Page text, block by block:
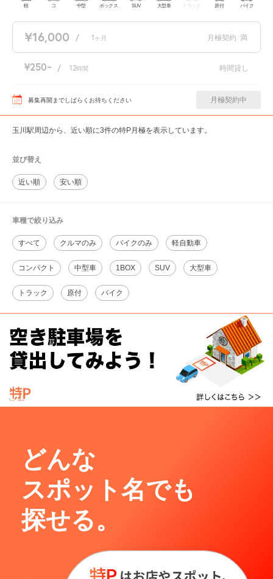
軽 コ 中型 ボックス SUV 大型車 トラック 原付 バイク
¥16,000 / 1 ヶ月 月極契約 満
¥250 / 12時間 時間貸し
募集再開までしばらくお待ちください 月極契約中
玉川駅周辺から、近い順に3件の特P月極を表示しています。
並び替え
近い順 安い順
車種で絞り込み
すべて クルマのみ バイクのみ 軽自動車
コンパクト 中型車 1BOX SUV 大型車
トラック 原付 バイク
どんな
スポット名でも
探せる。